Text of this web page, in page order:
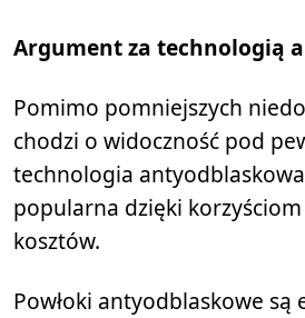
Argument za technologią
Pomimo pomniejszych
chodzi o widoczność pod
technologia
popularna dzięki
kosztów.
Powłoki antyodblaskowe są